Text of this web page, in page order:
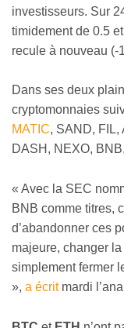
investisseurs. Sur
timidement de 0.5
recule à nouveau (-
Dans ses deux
cryptomonnaies
MATIC, SAND, FIL,
DASH, NEXO,
« Avec la SEC
BNB comme titres,
d’abandonner ces
majeure, changer
simplement fermer
», a écritmardi